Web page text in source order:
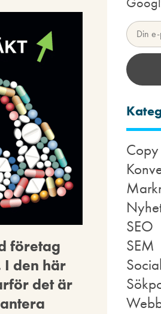
företag
den här
det är
Copy
SEO
SEM